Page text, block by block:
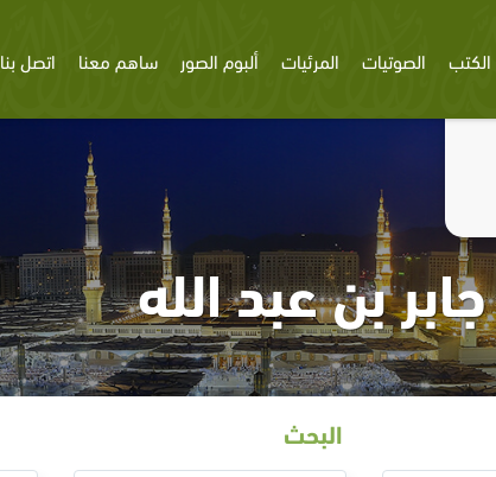
الكتب الصوتيات المرئيات ألبوم الصور ساهم معنا اتصل بنا
جابر بن عبد الله
البحث